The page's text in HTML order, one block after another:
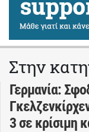
Στην
Γερμανία:
3 σε κρίσιμη